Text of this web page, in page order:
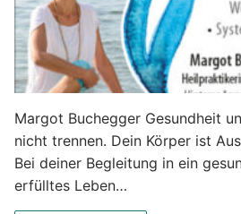
Margot Buchegger Gesundheit
nicht trennen. Dein Körper ist
Bei deiner Begleitung in ein
erfülltes Leben…